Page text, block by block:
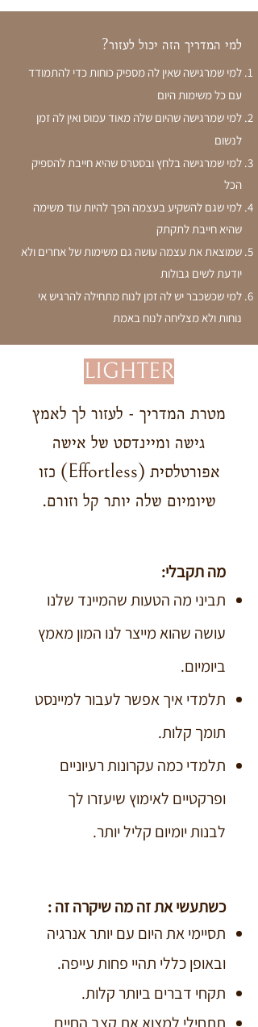
למי המדריך הזה יכול לעזור?
למי שמרגישה שאין לה מספיק כוחות כדי להתמודד
עם כל משימות היום
למי שמרגישה שהיום שלה מאוד עמוס ואין לה זמן
לנשום
למי שמרגישה בלחץ ובסטרס שהיא חייבת להספיק
הכל
למי שגם להשקיע בעצמה הפך להיות עוד משימה
שהיא חייבת לתקתק
שמוצאת את עצמה עושה גם משימות של אחרים ולא
יודעת לשים גבולות
למי שכשכבר יש לה זמן לנוח מתחילה להרגיש אי
נוחות ולא מצליחה לנוח באמת
LIGHTER
מטרת המדריך - לעזור לך לאמץ
גישה ומיינדסט של אישה
אפורטלסית (Effortless) כזו
שיומיום שלה יותר קל וזורם.
מה תקבלי:
תביני מה הטעות שהמיינד שלנו
עושה שהוא מייצר לנו המון מאמץ
ביומיום.
תלמדי איך אפשר לעבור למיינסט
תומך קלות.
תלמדי כמה עקרונות רעיוניים
ופרקטיים לאימוץ שיעזרו לך
לבנות יומיום קליל יותר.
כשתעשי את זה מה שיקרה זה :
תסיימי את היום עם יותר אנרגיה
ובאופן כללי תהיי פחות עייפה.
תקחי דברים ביותר קלות.